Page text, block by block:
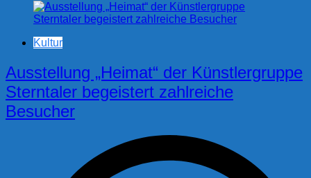
Kultur
Ausstellung „Heimat“ der Künstlergruppe
Sterntaler begeistert zahlreiche
Besucher